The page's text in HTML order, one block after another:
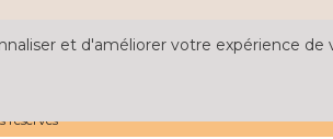
réservés
et d'améliorer votre expérience